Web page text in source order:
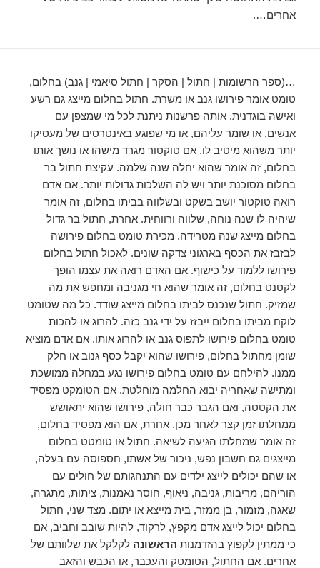
אחרים….
…(ספר הרשומות | חתול | הסקר | חתול סיאמי | גנב) בחלום,
טומט אומר פירושו גנב או משרת. חתול בחלום מייצג גם רשע
ואישה בוגדנית. אותה פרשנות ניתנת לכל מי שמצפן עם
אנשים, או שומר עליהם, או מי שפוגע באינטרסים של מעסיקו
יותר משהוא מיטיב לו. אם טוקטור מגרד מישהו או נושך אותו
בחלום, זה אומר שהוא יחלה שנה שלמה. עקיצת חתול בר
בחלום מסוכנת יותר ויש לה השלכות גדולות יותר. אם אדם
רואה טוקטור יושב בשקט ובשלווה בביתו בחלום, זה אומר
שיהיה לו שנה נוחה, שלווה ורווחית. אחרת, חתול בר גדול
בחלום מייצג שנה מטרידה. מכירת טומט בחלום פירושה
לבזבז את הכסף בארגוני צדקה שונים. לאכול חתול בחלום
פירושו ללמוד על כישוף. אם האדם רואה את עצמו הופך
לקטנט בחלום, זה אומר שהוא חי מגניבה ומחפש את מה
שמזיק. חתול שנכנס לביתו בחלום מייצג שודד. כל מה שטומט
לוקח מביתו בחלום ייבזז על ידי גנב כזה. להרוג או להכות
טומט בחלום פירושו לתפוס גנב או להרוג אותו. אם אדם מוציא
שומן מחתול בחלום, פירושו שהוא יקבל כסף גנוב או חלק
ממנו. להילחם עם טומט בחלום פירושו נגע במחלה ממושכת
ומתישה שאחריה יבוא החלמה מוחלטת. אם הטומקט מפסיד
את הקטטה, ואם הגבר כבר חולה, פירושו שהוא יתאושש
ממחלתו זמן קצר לאחר מכן. אחרת, אם הוא מפסיד בחלום,
זה אומר שמחלתו הגיעה לשיאה. חתול או טומטט בחלום
מייצגים גם חשבון נפש, ניכור של אשתו, חספוסה עם בעלה,
או שהם יכולים לייצג ילדים עם התנהגותם של חולים עם
הוריהם, מריבות, גניבה, ניאוף, חוסר נאמנות, ציתות, מתגרה,
שאגה, מזמור, בן ממזר, בית מייצא או יתום. מצד שני, חתול
בחלום יכול לייצג אדם מקפץ, לרקוד, להיות שובב וחביב, אם
כי ממתין לקפוץ בהזדמנות הראשונה לקלקל את שלוותם של
אחרים. אם החתול, הטומטק והעכבר, או הכבש והזאב